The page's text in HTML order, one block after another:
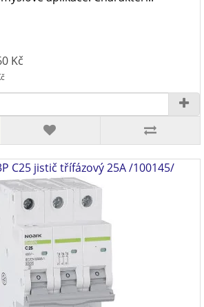
Kč
C25 jistič třífázový 25A /100145/